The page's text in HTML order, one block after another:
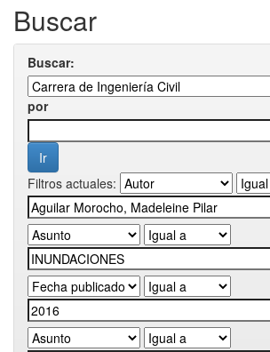
Buscar
Buscar:
por
Filtros actuales: